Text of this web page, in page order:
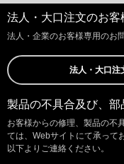
法人・大口注文のお客
法人・企業のお客様専用のお
法人・大口注
製品の不具合及び、
お客様からの修理、製品の不
ては、Webサイトにて承って
以下よりご連絡ください。